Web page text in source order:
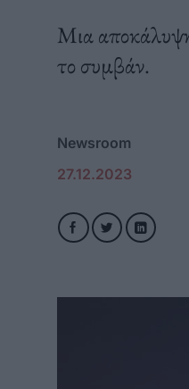
Μια
το συμβάν.
Newsroom
27.12.2023